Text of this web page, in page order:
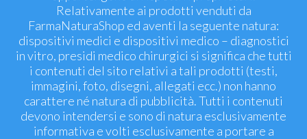
Relativamente ai prodotti venduti da
FarmaNaturaShop ed aventi la seguente natura:
dispositivi medici e dispositivi medico – diagnostici
in vitro, presidi medico chirurgici si significa che tutti
i contenuti del sito relativi a tali prodotti (testi,
immagini, foto, disegni, allegati ecc.) non hanno
carattere né natura di pubblicità. Tutti i contenuti
devono intendersi e sono di natura esclusivamente
informativa e volti esclusivamente a portare a